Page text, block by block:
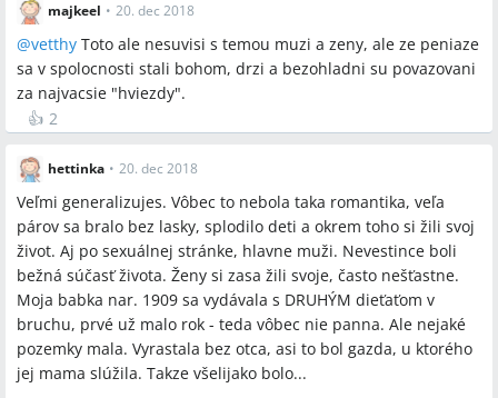
majkeel • 20. dec 2018
@vetthy Toto ale nesuvisi s temou muzi a zeny, ale ze peniaze
sa v spolocnosti stali bohom, drzi a bezohladni su povazovani
za najvacsie "hviezdy".
👍 2
hettinka • 20. dec 2018
Veľmi generalizujes. Vôbec to nebola taka romantika, veľa
párov sa bralo bez lasky, splodilo deti a okrem toho si žili svoj
život. Aj po sexuálnej stránke, hlavne muži. Nevestince boli
bežná súčasť života. Ženy si zasa žili svoje, často nešťastne.
Moja babka nar. 1909 sa vydávala s DRUHÝM dieťaťom v
bruchu, prvé už malo rok - teda vôbec nie panna. Ale nejaké
pozemky mala. Vyrastala bez otca, asi to bol gazda, u ktorého
jej mama slúžila. Takze všelijako bolo...